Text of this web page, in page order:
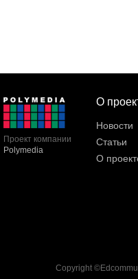
Проект компании
Polymedia
О
Новости
Статьи
О
Copyright